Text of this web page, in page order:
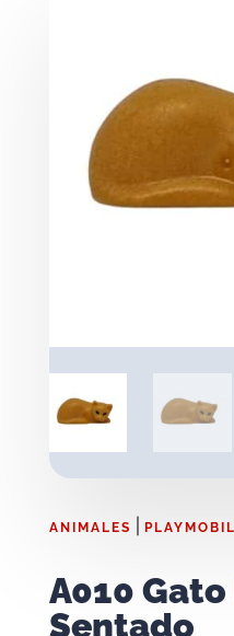
ANIMALES PLAYMOBIL
A010
Sentado